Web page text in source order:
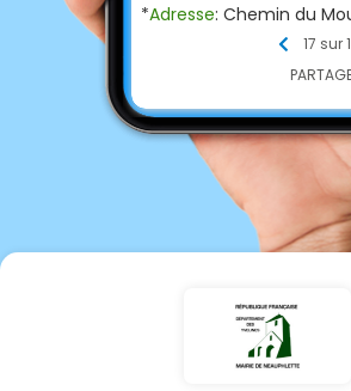
*Adresse: Chemin du
de l’étang, Neauphlette
les administrés des
communes du « plateau
interdite aux
Une carte d’accès
est à
retirer en mairie de sa
Horaires d’ouverture
Vendredi de 14h00 à
Samedi de 8h30 à 11h30,
17 sur